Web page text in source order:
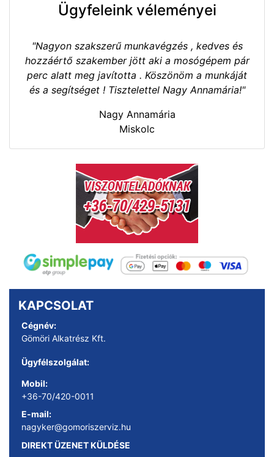
Ügyfeleink véleményei
"Nagyon szakszerű munkavégzés , kedves és
hozzáértő szakember jött aki a mosógépem pár
perc alatt meg javította . Köszönöm a munkáját
és a segítséget ! Tisztelettel Nagy Annamária!"
Nagy Annamária
Miskolc
KAPCSOLAT
Cégnév:
Gömöri Alkatrész Kft.
Ügyfélszolgálat:
Mobil:
+36-70/420-0011
E-mail:
nagyker@gomoriszerviz.hu
DIREKT ÜZENET KÜLDÉSE